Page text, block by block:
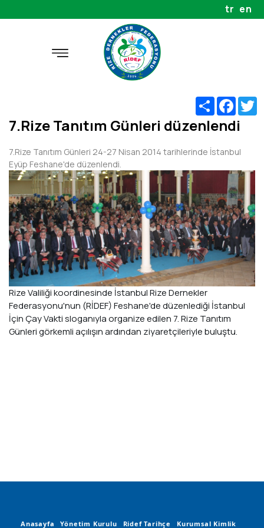
7.Rize Tanıtım Günleri düzenlendi
7.Rize Tanıtım Günleri 24-27 Nisan 2014 tarihlerinde İstanbul
Eyüp Feshane'de düzenlendi.
Rize Valiliği koordinesinde İstanbul Rize Dernekler
Federasyonu'nun (RİDEF) Feshane'de düzenlediği İstanbul
İçin Çay Vakti sloganıyla organize edilen 7. Rize Tanıtım
Günleri görkemli açılışın ardından ziyaretçileriyle buluştu.
Share
tr en
Anasayfa Yönetim Kurulu Ridef Tarihçe Kurumsal Kimlik